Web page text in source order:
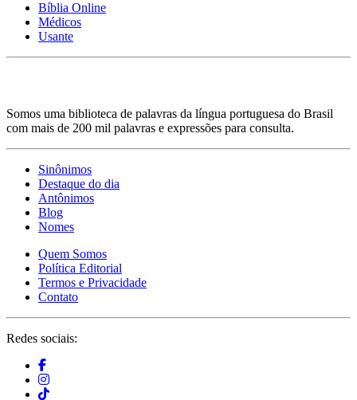
Bíblia Online
Médicos
Usante
Somos uma biblioteca de palavras da língua portuguesa do Brasil
com mais de 200 mil palavras e expressões para consulta.
Sinônimos
Destaque do dia
Antônimos
Blog
Nomes
Quem Somos
Política Editorial
Termos e Privacidade
Contato
Redes sociais: